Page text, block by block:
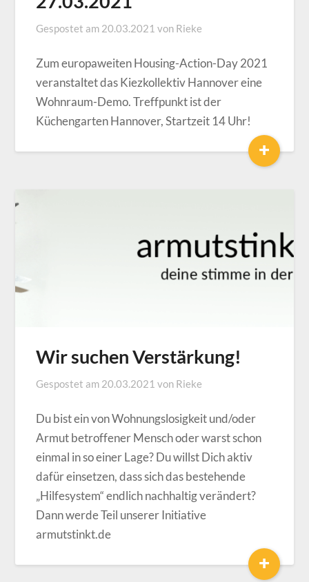
Gespostet am 20.03.2021 von Rieke
Zum europaweiten Housing-Action-Day 2021
veranstaltet das Kiezkollektiv Hannover eine
Wohnraum-Demo. Treffpunkt ist der
Küchengarten Hannover, Startzeit 14 Uhr!
+
Wir suchen Verstärkung!
Gespostet am 20.03.2021 von Rieke
Du bist ein von Wohnungslosigkeit und/oder
Armut betroffener Mensch oder warst schon
einmal in so einer Lage? Du willst Dich aktiv
dafür einsetzen, dass sich das bestehende
„Hilfesystem“ endlich nachhaltig verändert?
Dann werde Teil unserer Initiative
armutstinkt.de
+